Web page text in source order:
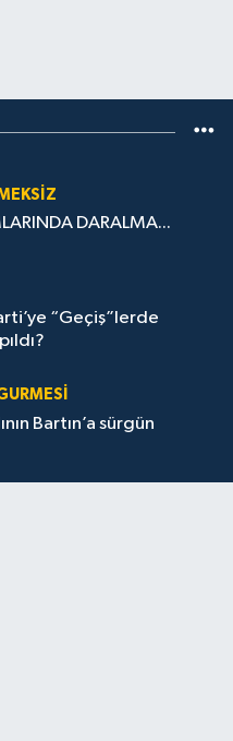
DARALMA...
“Geçiş”lerde
Bartın’a sürgün